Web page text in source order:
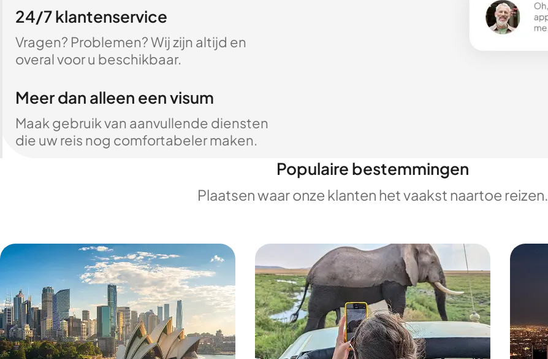
24/7 klantenservice
Vragen? Problemen? Wij zijn altijd en
overal voor u beschikbaar.
Meer dan alleen een visum
Maak gebruik van aanvullende diensten
die uw reis nog comfortabeler maken.
Populaire bestemmingen
Plaatsen waar onze klanten het vaakst naartoe reizen.